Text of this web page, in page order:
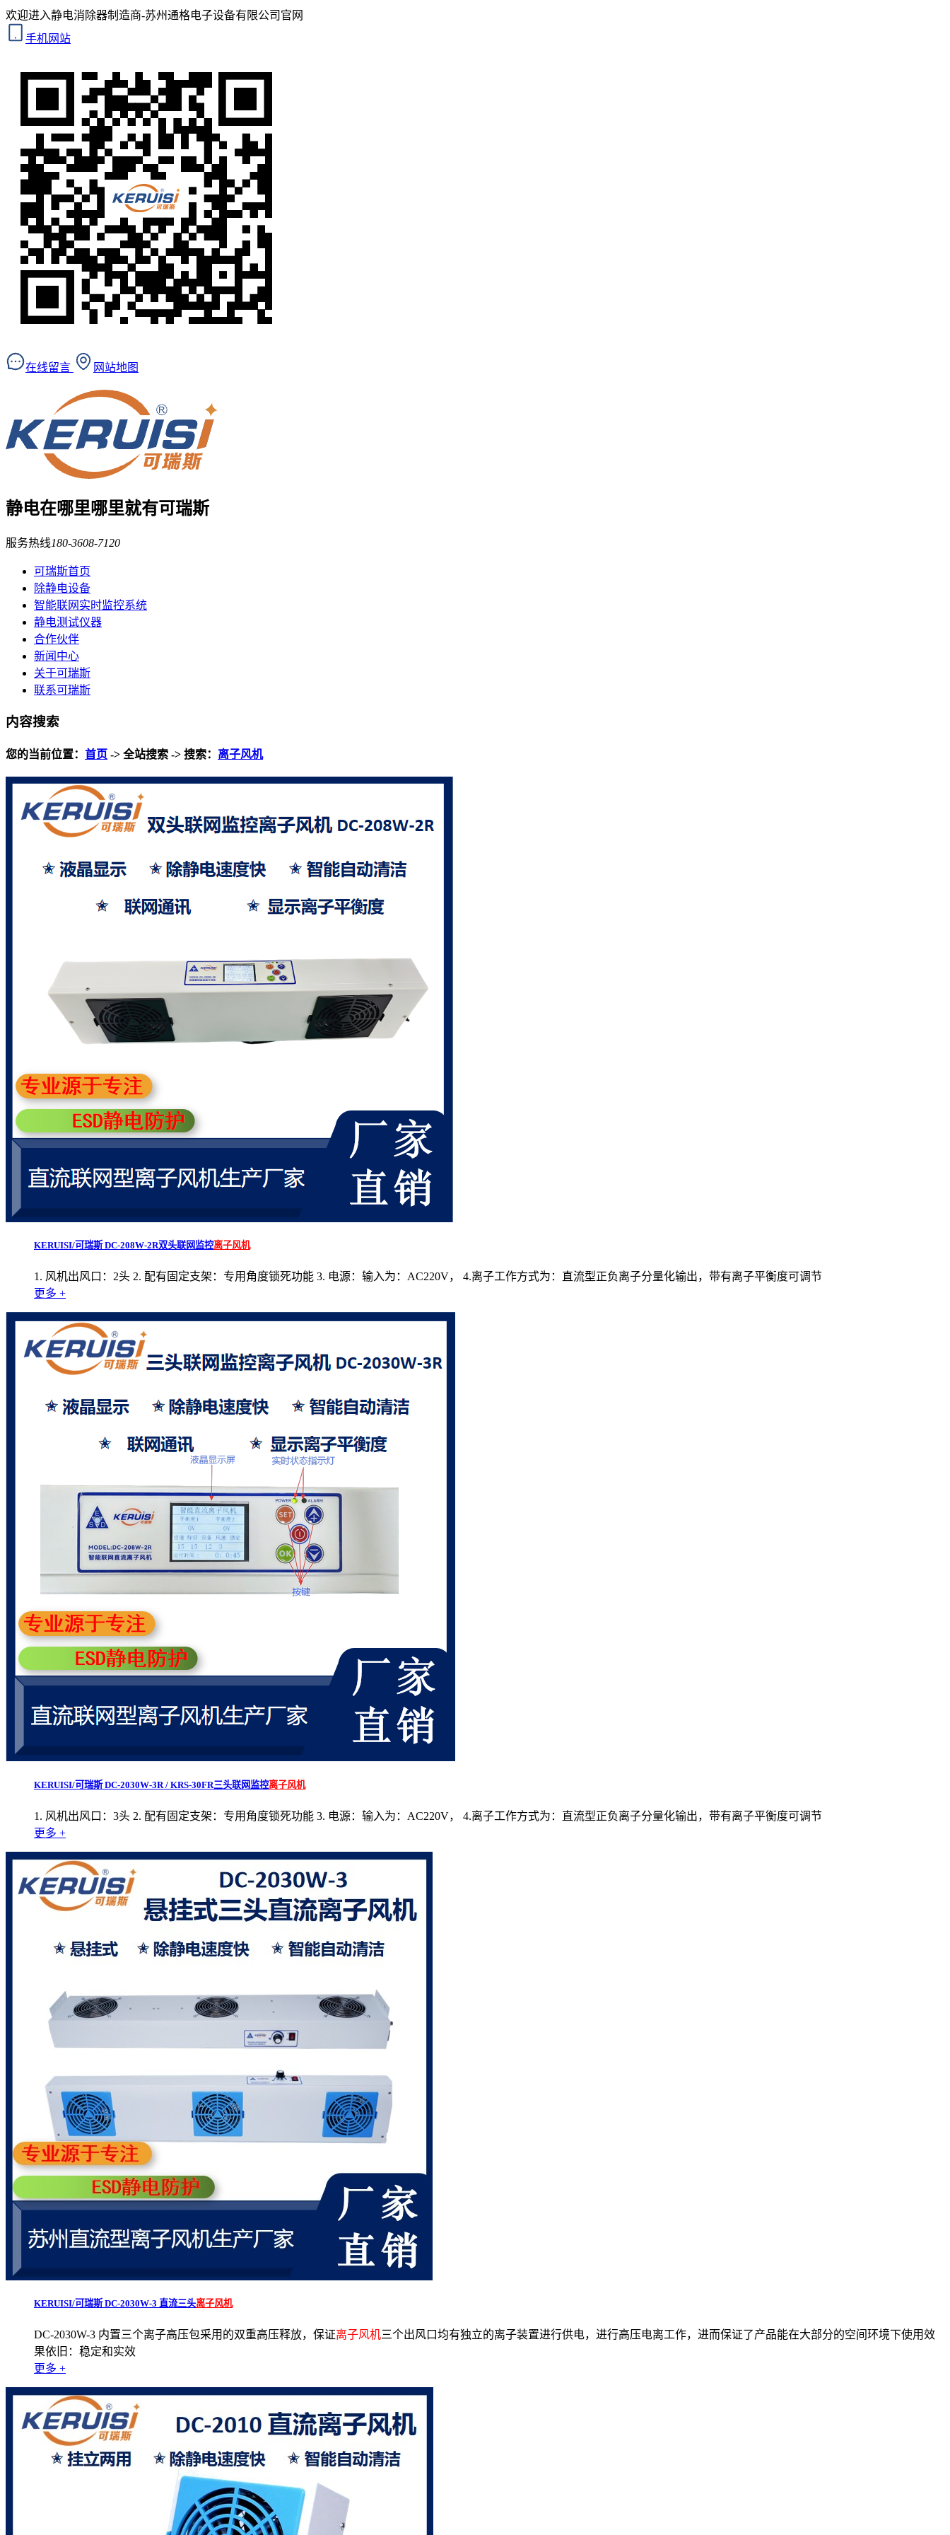
欢迎进入静电消除器制造商-苏州通格电子设备有限公司官网
手机网站
在线留言 网站地图
静电在哪里哪里就有可瑞斯
服务热线180-3608-7120
可瑞斯首页
除静电设备
智能联网实时监控系统
静电测试仪器
合作伙伴
新闻中心
关于可瑞斯
联系可瑞斯
内容搜索
您的当前位置： 首页 -> 全站搜索 -> 搜索： 离子风机
KERUISI/可瑞斯 DC-208W-2R双头联网监控离子风机
1. 风机出风口：2头 2. 配有固定支架：专用角度锁死功能 3. 电源：输入为：AC220V， 4.离子工作方式为：直流型正负离子分量化输出，带有离子平衡度可调节
更多 +
KERUISI/可瑞斯 DC-2030W-3R / KRS-30FR三头联网监控离子风机
1. 风机出风口：3头 2. 配有固定支架：专用角度锁死功能 3. 电源：输入为：AC220V， 4.离子工作方式为：直流型正负离子分量化输出，带有离子平衡度可调节
更多 +
KERUISI/可瑞斯 DC-2030W-3 直流三头离子风机
DC-2030W-3 内置三个离子高压包采用的双重高压释放，保证离子风机三个出风口均有独立的离子装置进行供电，进行高压电离工作，进而保证了产品能在大部分的空间环境下使用效
果依旧：稳定和实效
更多 +